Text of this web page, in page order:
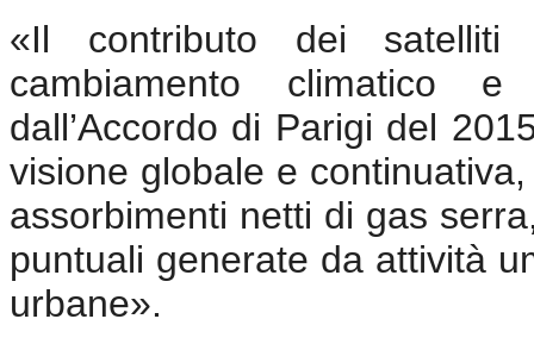
«Il contributo dei
cambiamento climatico
dall’Accordo di Parigi del
visione globale e
assorbimenti netti di gas
puntuali generate da attività
urbane».